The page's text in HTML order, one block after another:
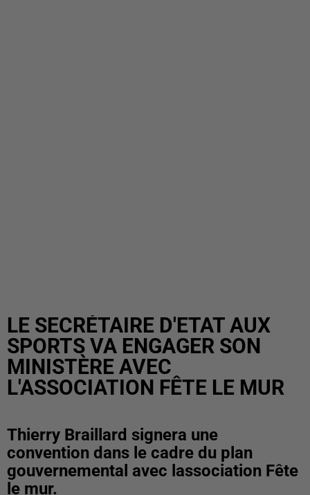
LE SECRÉTAIRE D'ETAT AUX
SPORTS VA ENGAGER SON
MINISTÈRE AVEC
L'ASSOCIATION FÊTE LE MUR
Thierry Braillard signera une
convention dans le cadre du plan
gouvernemental avec lassociation Fête
le mur.